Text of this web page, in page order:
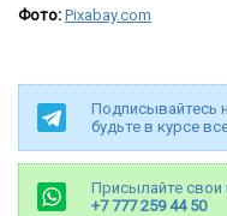
Фото: Pixabay.com
Подписывайтесь
будьте в курсе
Присылайте свои
+7 777 259 44 50